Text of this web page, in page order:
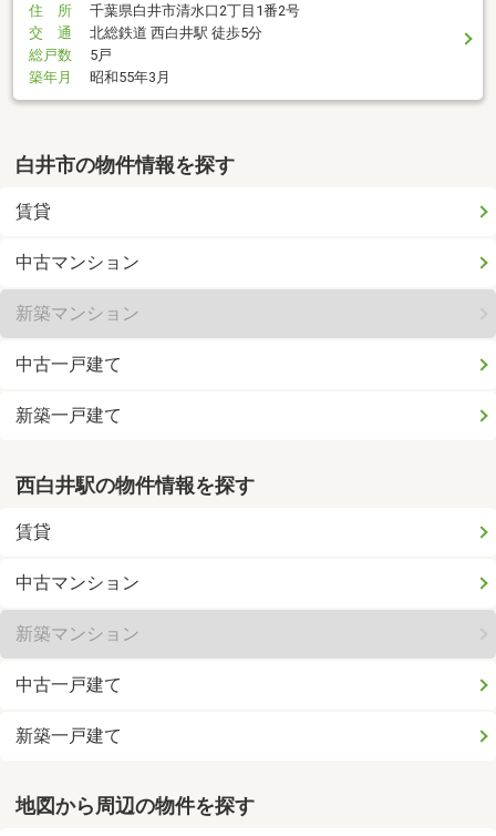
住 所
千葉県白井市清水口2丁目1番2号
交 通
北総鉄道 西白井駅 徒歩5分
総戸数
5戸
築年月
昭和55年3月
白井市の物件情報を探す
賃貸
中古マンション
新築マンション
中古一戸建て
新築一戸建て
西白井駅の物件情報を探す
賃貸
中古マンション
新築マンション
中古一戸建て
新築一戸建て
地図から周辺の物件を探す